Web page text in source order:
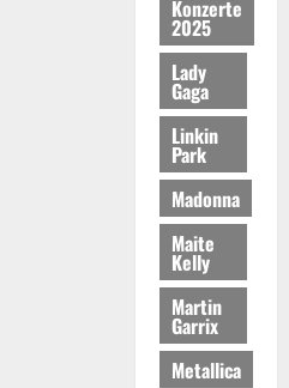
Konzerte
2025
Lady
Gaga
Linkin
Park
Madonna
Maite
Kelly
Martin
Garrix
Metallica